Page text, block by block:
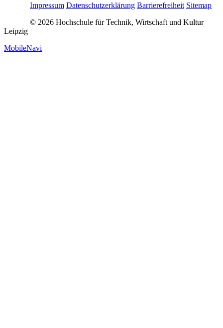
Impressum Datenschutzerklärung Barrierefreiheit Sitemap
© 2026 Hochschule für Technik, Wirtschaft und Kultur
Leipzig
MobileNavi